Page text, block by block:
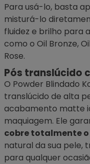
Para usá-lo, basta
misturá-lo
fluidez e brilho para
como o Oil Bronze,
Rose.
Pós translúcido
O Powder Blindado
translúcido de alta
acabamento matte
maquiagem. Ele
cobre totalmente
natural da sua pele,
para qualquer